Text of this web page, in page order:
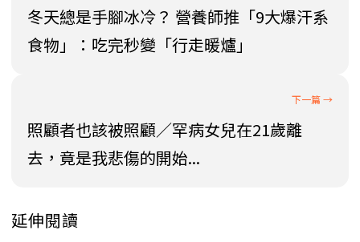
冬天總是手腳冰冷？ 營養師推「9大爆汗系
食物」：吃完秒變「行走暖爐」
照顧者也該被照顧／罕病女兒在21歲離
去，竟是我悲傷的開始...
延伸閱讀